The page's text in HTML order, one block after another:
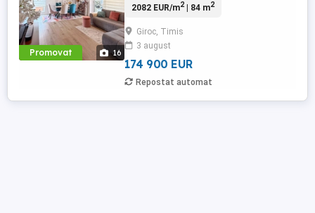
Promovat 16
suprafata utila de 84 MP utili + 25 MP
cu bucatarie open space Terasa cu acces
din living Dormitor matrimonial cu baie
proprie ( cu cabina ...
2082 EUR/m2| 84 m2
Giroc, Timis
3 august
174 900 EUR
Repostat automat